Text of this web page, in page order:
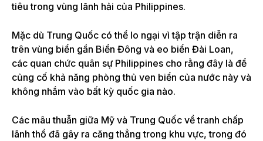
tiêu trong vùng lãnh hải của Philippines.
Mặc dù Trung Quốc có thể lo ngại vì tập trận diễn ra
trên vùng biển gần Biển Đông và eo biển Đài Loan,
các quan chức quân sự Philippines cho rằng đây là để
củng cố khả năng phòng thủ ven biển của nước này và
không nhắm vào bất kỳ quốc gia nào.
Các mâu thuẫn giữa Mỹ và Trung Quốc về tranh chấp
lãnh thổ đã gây ra căng thẳng trong khu vực, trong đó